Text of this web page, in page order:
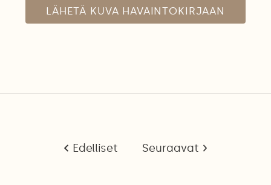
LÄHETÄ KUVA HAVAINTOKIRJAAN
Edelliset Seuraavat